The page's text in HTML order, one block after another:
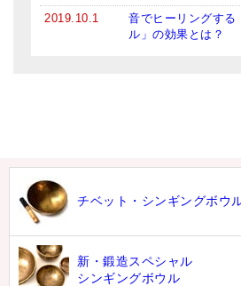
2019.10.1
音でヒーリングする
ル」の効果とは？
チベット・シンギングボウ
新・鍛造スペシャル
シンギングボウル